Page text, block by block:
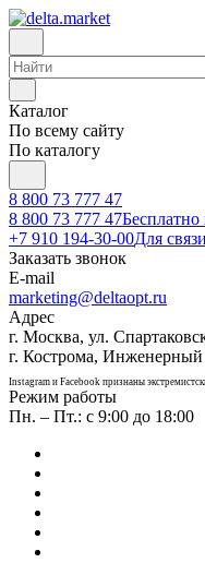
Каталог
По всему сайту
По каталогу
8 800 73 777 47
8 800 73 777 47
+7 910 194-30-00Для
Заказать звонок
E-mail
marketing@deltaopt.ru
Адрес
г. Москва, ул.
г. Кострома, Инженерный
Instagram и Facebook признаны
Режим работы
Пн. – Пт.: с 9:00 до 18:00